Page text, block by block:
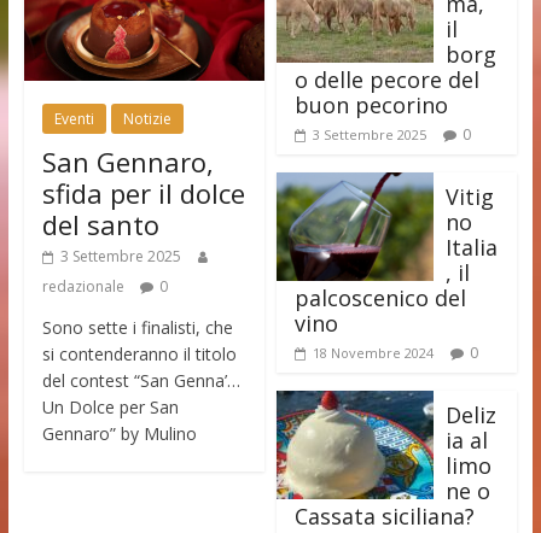
Eventi Notizie
San Gennaro,
sfida per il dolce
del santo
3 Settembre 2025
redazionale
0
Sono sette i finalisti, che
si contenderanno il titolo
del contest “San Genna’…
Un Dolce per San
Gennaro” by Mulino
il
borg
o delle pecore del
buon pecorino
3 Settembre 2025 0
Vitig
no
Italia
, il
palcoscenico del
vino
18 Novembre 2024 0
Deliz
ia al
limo
ne o
Cassata siciliana?